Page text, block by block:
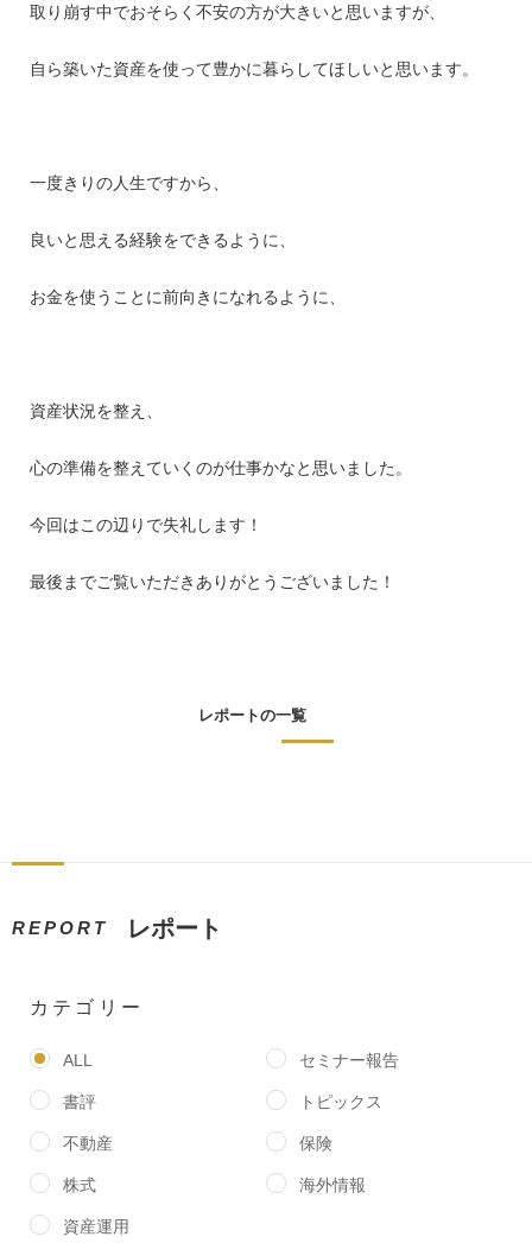
取り崩す中でおそらく不安の方が大きいと思いますが、
自ら築いた資産を使って豊かに暮らしてほしいと思います。
一度きりの人生ですから、
良いと思える経験をできるように、
お金を使うことに前向きになれるように、
資産状況を整え、
心の準備を整えていくのが仕事かなと思いました。
今回はこの辺りで失礼します！
最後までご覧いただきありがとうございました！
レポートの一覧
REPORT レポート
カテゴリー
ALL セミナー報告
書評 トピックス
不動産 保険
株式 海外情報
資産運用